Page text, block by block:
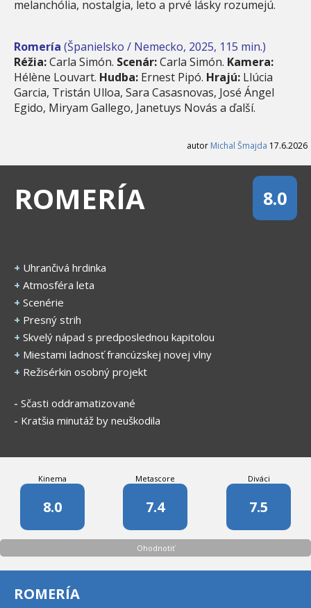
melanchólia, nostalgia, leto a prvé lásky rozumejú.
Romería (Španielsko / Nemecko, 2025, 115 min.)
Réžia:Carla Simón. Scenár:Carla Simón. Kamera:
Hélène Louvart. Hudba: Ernest Pipó. Hrajú: Llúcia
Garcia, Tristán Ulloa, Sara Casasnovas, José Ángel
Egido, Miryam Gallego, Janetuys Novás a ďalší.
autor Michal Šmajda 17.6.2026
8.0
ROMERÍA
+ Uhrančivá hrdinka
+ Atmosféra leta
+ Scenérie
+ Presný strih
+ Skvelý nápad s predposlednou kapitolou
+ Miestami ladnosť francúzskej novej vlny
+ Režisérkin osobný projekt
- Sčasti oddramatizované
- Kratšia minutáž by neuškodila
Kinema
8.0
Metascore
7.4
Diváci
7.5
Ohodnotiť
ROMERÍA